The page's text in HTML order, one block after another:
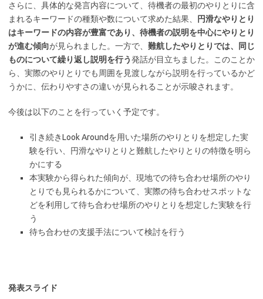
さらに、具体的な発言内容について、待機者の最初のやりとりに含
まれるキーワードの種類や数について求めた結果、
円滑なやりとり
はキーワードの内容が豊富であり、待機者の説明を中心にやりとり
が進む傾向が見られました。一方で、 難航したやりとりでは、同じ
ものについて繰り返し説明を行う発話が目立ちました。このことか
ら、実際のやりとりでも周囲を見渡しながら説明を行っているかど
うかに、伝わりやすさの違いが見られることが示唆されます。
今後は以下のことを行っていく予定です。
引き続きLook Aroundを用いた場所のやりとりを想定した実
験を行い、円滑なやりとりと難航したやりとりの特徴を明ら
かにする
本実験から得られた傾向が、現地での待ち合わせ場所のやり
とりでも見られるかについて、実際の待ち合わせスポットな
どを利用して待ち合わせ場所のやりとりを想定した実験を行
う
待ち合わせの支援手法について検討を行う
発表スライド